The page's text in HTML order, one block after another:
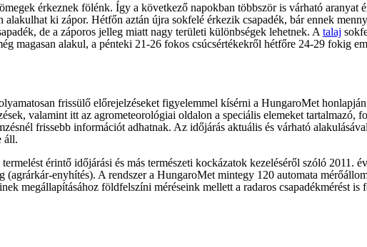
érkeznek fölénk. Így a következő napokban többször is várható aranyat
ki zápor. Hétfőn aztán újra sokfelé érkezik csapadék, bár ennek
de a záporos jelleg miatt nagy területi különbségek lehetnek. A talaj
magasan alakul, a pénteki 21-26 fokos csúcsértékekről hétfőre 24-29 fokig
frissülő előrejelzéseket figyelemmel kísérni a HungaroMet
valamint itt az agrometeorológiai oldalon a speciális elemeket tartalmazó,
frissebb információt adhatnak. Az időjárás aktuális és várható
áll.
termelést érintő időjárási és más természeti kockázatok kezeléséről szóló
enyhítés). A rendszer a HungaroMet mintegy 120 automata
megállapításához földfelszíni méréseink mellett a radaros csapadékmérést is